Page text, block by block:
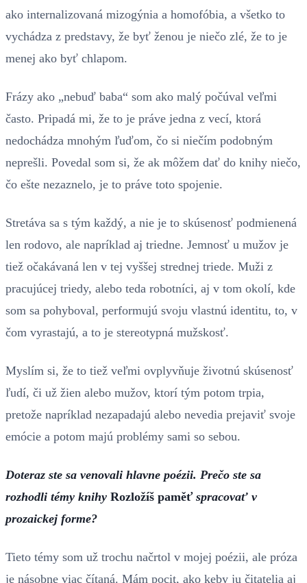
ako internalizovaná mizogýnia a homofóbia, a všetko to
vychádza z predstavy, že byť ženou je niečo zlé, že to je
menej ako byť chlapom.
Frázy ako „nebuď baba“ som ako malý počúval veľmi
často. Pripadá mi, že to je práve jedna z vecí, ktorá
nedochádza mnohým ľuďom, čo si niečím podobným
neprešli. Povedal som si, že ak môžem dať do knihy niečo,
čo ešte nezaznelo, je to práve toto spojenie.
Stretáva sa s tým každý, a nie je to skúsenosť podmienená
len rodovo, ale napríklad aj triedne. Jemnosť u mužov je
tiež očakávaná len v tej vyššej strednej triede. Muži z
pracujúcej triedy, alebo teda robotníci, aj v tom okolí, kde
som sa pohyboval, performujú svoju vlastnú identitu, to, v
čom vyrastajú, a to je stereotypná mužskosť.
Myslím si, že to tiež veľmi ovplyvňuje životnú skúsenosť
ľudí, či už žien alebo mužov, ktorí tým potom trpia,
pretože napríklad nezapadajú alebo nevedia prejaviť svoje
emócie a potom majú problémy sami so sebou.
Doteraz ste sa venovali hlavne poézii. Prečo ste sa
rozhodli témy knihy Rozložíš paměťspracovať v
prozaickej forme?
Tieto témy som už trochu načrtol v mojej poézii, ale próza
je násobne viac čítaná. Mám pocit, ako keby ju čitatelia aj